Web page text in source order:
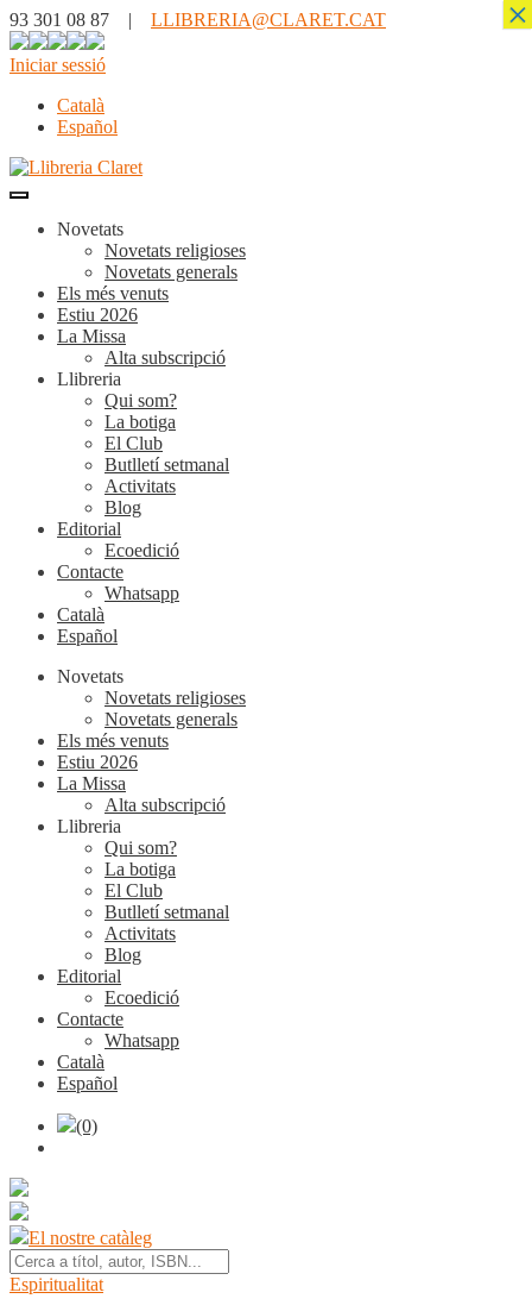
93 301 08 87 | LLIBRERIA@CLARET.CAT
Iniciar sessió
Català
Español
Novetats
Novetats religioses
Novetats generals
Els més venuts
Estiu 2026
La Missa
Alta subscripció
Llibreria
Qui som?
La botiga
El Club
Butlletí setmanal
Activitats
Blog
Editorial
Ecoedició
Contacte
Whatsapp
Català
Español
Novetats
Novetats religioses
Novetats generals
Els més venuts
Estiu 2026
La Missa
Alta subscripció
Llibreria
Qui som?
La botiga
El Club
Butlletí setmanal
Activitats
Blog
Editorial
Ecoedició
Contacte
Whatsapp
Català
Español
(0)
El nostre catàleg
Espiritualitat
×